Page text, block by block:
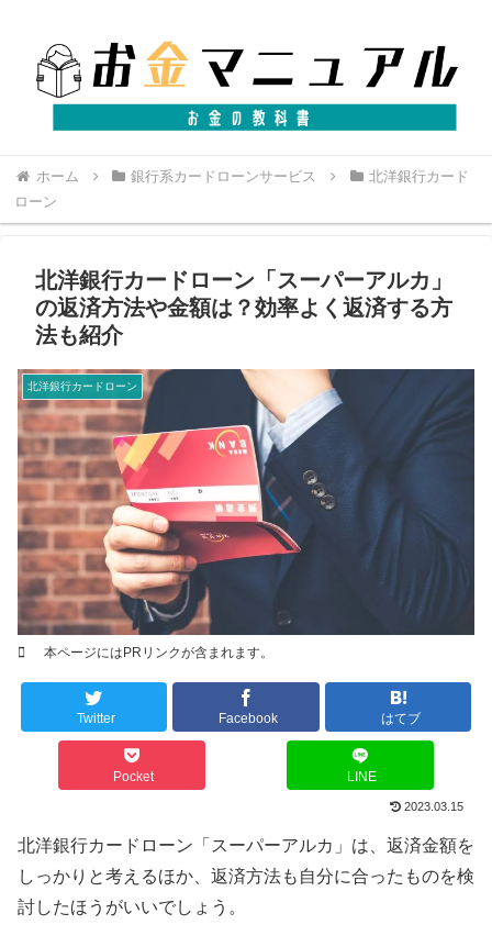
ホーム 銀行系カードローンサービス
北洋銀行カード
ローン
北洋銀行カードローン「スーパーアルカ」
の返済方法や金額は？効率よく返済する方
法も紹介
本ページにはPRリンクが含まれます。
北洋銀行カードローン
Twitter Facebook はてブ
Pocket LINE
2023.03.15
北洋銀行カードローン「スーパーアルカ」は、返済金額を
しっかりと考えるほか、返済方法も自分に合ったものを検
討したほうがいいでしょう。